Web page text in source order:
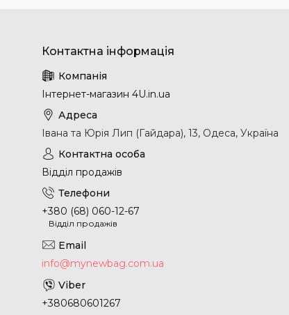
Інтернет-магазин 4U.in.ua
Івана та Юрія Лип (Гайдара), 13, Одеса, Україна
Відділ продажів
+380 (68) 060-12-67
Відділ продажів
info@mynewbag.com.ua
+380680601267